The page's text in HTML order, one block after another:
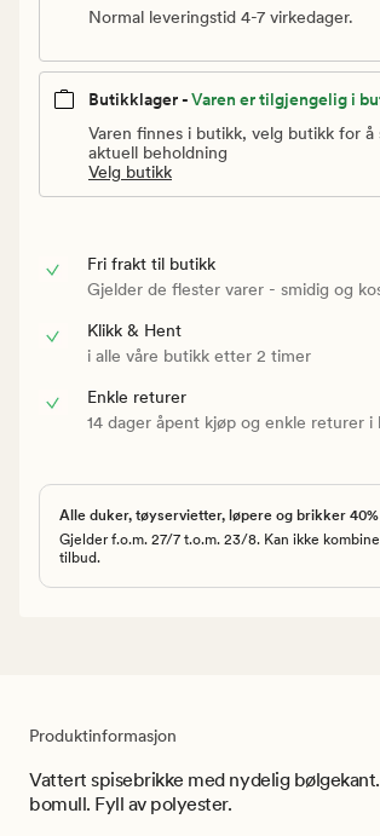
Normal leveringstid 4-7 virkedager.
Butikklager -Varen er tilgjengelig i
Varen finnes i butikk, velg butikk for å
aktuell beholdning
Velg butikk
Fri frakt til butikk
Gjelder de flester varer - smidig og
Klikk & Hent
i alle våre butikk etter 2 timer
Enkle returer
14 dager åpent kjøp og enkle returer i
Alle duker, tøyservietter, løpere og brikker 40%
Gjelder f.o.m. 27/7 t.o.m. 23/8. Kan ikke
tilbud.
Produktinformasjon
Vattert spisebrikke med nydelig
bomull. Fyll av polyester.